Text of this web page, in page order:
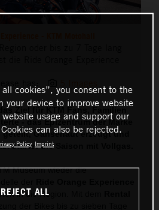
die Ride Orange Experience
Ziel für KTM Fans, Familien
- das Epizentrum der Marke
geteilt, Gänsehaut erzeugt und
startet die Saison mit Vollgas.
Museum wieder die
in die Region. Mit dem
cookies”, you consent to the
your device to improve website
usage and support our
can also be rejected.
Policy Imprint
REJECT ALL